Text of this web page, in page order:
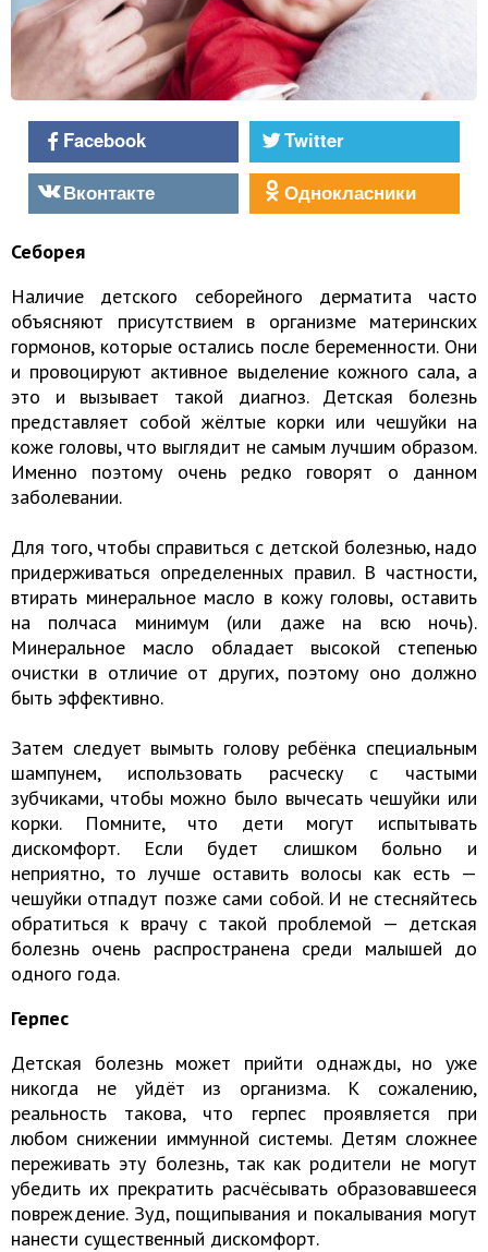
Facebook
Twitter
Вконтакте
Однокласники
Себорея
Наличие детского себорейного дерматита часто
объясняют присутствием в организме материнских
гормонов, которые остались после беременности. Они
и провоцируют активное выделение кожного сала, а
это и вызывает такой диагноз. Детская болезнь
представляет собой жёлтые корки или чешуйки на
коже головы, что выглядит не самым лучшим образом.
Именно поэтому очень редко говорят о данном
заболевании.
Для того, чтобы справиться с детской болезнью, надо
придерживаться определенных правил. В частности,
втирать минеральное масло в кожу головы, оставить
на полчаса минимум (или даже на всю ночь).
Минеральное масло обладает высокой степенью
очистки в отличие от других, поэтому оно должно
быть эффективно.
Затем следует вымыть голову ребёнка специальным
шампунем, использовать расческу с частыми
зубчиками, чтобы можно было вычесать чешуйки или
корки. Помните, что дети могут испытывать
дискомфорт. Если будет слишком больно и
неприятно, то лучше оставить волосы как есть —
чешуйки отпадут позже сами собой. И не стесняйтесь
обратиться к врачу с такой проблемой — детская
болезнь очень распространена среди малышей до
одного года.
Герпес
Детская болезнь может прийти однажды, но уже
никогда не уйдёт из организма. К сожалению,
реальность такова, что герпес проявляется при
любом снижении иммунной системы. Детям сложнее
переживать эту болезнь, так как родители не могут
убедить их прекратить расчёсывать образовавшееся
повреждение. Зуд, пощипывания и покалывания могут
нанести существенный дискомфорт.